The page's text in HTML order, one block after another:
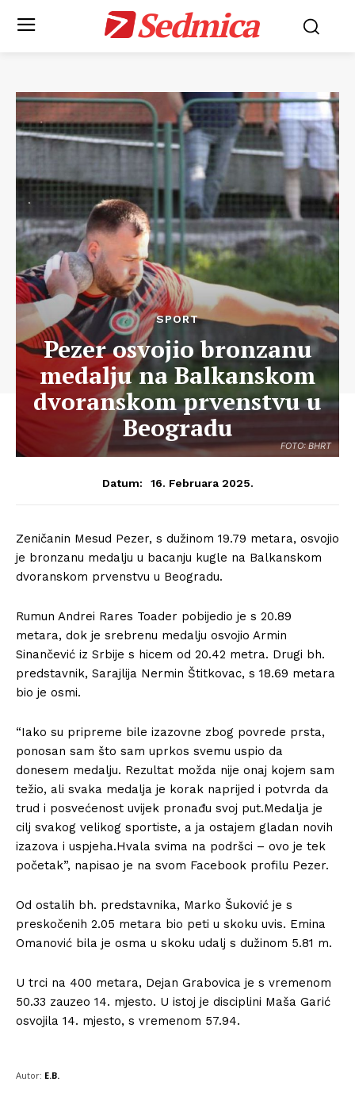
Sedmica
FOTO: BHRT
SPORT
Pezer osvojio bronzanu
medalju na Balkanskom
dvoranskom prvenstvu u
Beogradu
Datum: 16. Februara 2025.
Zeničanin Mesud Pezer, s dužinom 19.79 metara, osvojio
je bronzanu medalju u bacanju kugle na Balkanskom
dvoranskom prvenstvu u Beogradu.
Rumun Andrei Rares Toader pobijedio je s 20.89
metara, dok je srebrenu medalju osvojio Armin
Sinančević iz Srbije s hicem od 20.42 metra. Drugi bh.
predstavnik, Sarajlija Nermin Štitkovac, s 18.69 metara
bio je osmi.
“Iako su pripreme bile izazovne zbog povrede prsta,
ponosan sam što sam uprkos svemu uspio da
donesem medalju. Rezultat možda nije onaj kojem sam
težio, ali svaka medalja je korak naprijed i potvrda da
trud i posvećenost uvijek pronađu svoj put.Medalja je
cilj svakog velikog sportiste, a ja ostajem gladan novih
izazova i uspjeha.Hvala svima na podršci – ovo je tek
početak”, napisao je na svom Facebook profilu Pezer.
Od ostalih bh. predstavnika, Marko Šuković je s
preskočenih 2.05 metara bio peti u skoku uvis. Emina
Omanović bila je osma u skoku udalj s dužinom 5.81 m.
U trci na 400 metara, Dejan Grabovica je s vremenom
50.33 zauzeo 14. mjesto. U istoj je disciplini Maša Garić
osvojila 14. mjesto, s vremenom 57.94.
Autor: E.B.